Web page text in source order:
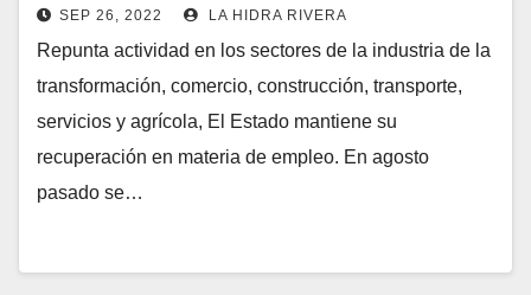
SEP 26, 2022 LA HIDRA RIVERA
Repunta actividad en los sectores de la industria de la
transformación, comercio, construcción, transporte,
servicios y agrícola, El Estado mantiene su
recuperación en materia de empleo. En agosto
pasado se…